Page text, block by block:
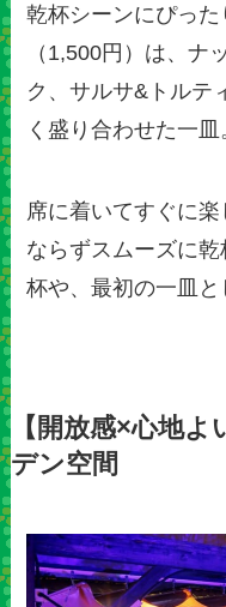
乾杯シーンにぴった
（1,500円）は、ナ
ク、サルサ&トルテ
く盛り合わせた一皿
席に着いてすぐに
ならずスムーズに
杯や、最初の一皿と
【開放感×心地よ
デン空間